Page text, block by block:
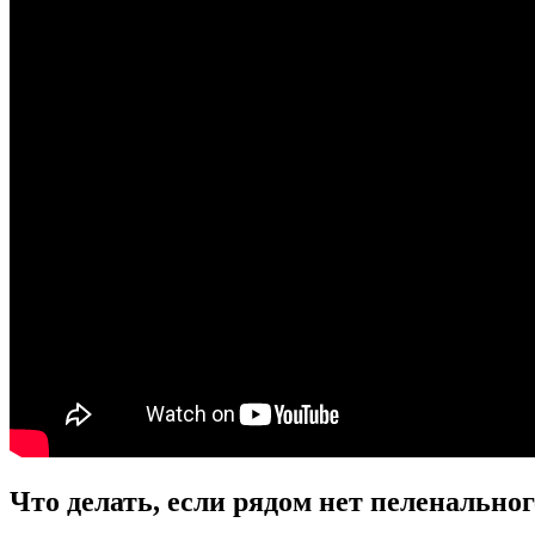
Что делать, если рядом нет